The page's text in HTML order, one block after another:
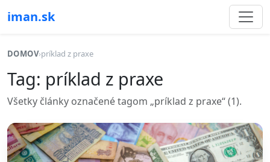
iman.sk
DOMOV›príklad z praxe
Tag: príklad z praxe
Všetky články označené tagom „príklad z praxe“ (1).